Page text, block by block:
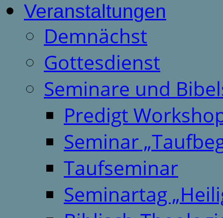
Veranstaltungen
Demnächst
Gottesdienst
Seminare und
Predigt
Seminar
Taufseminar
Seminartag